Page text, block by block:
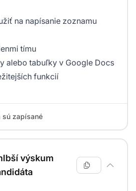
na napísanie zoznamu
tímu
alebo tabuľky v Google Docs
funkcií
sú zapísané
výskum